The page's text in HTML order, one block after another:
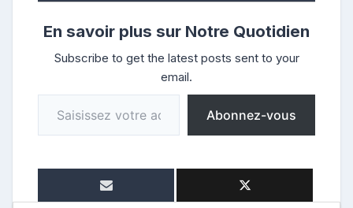
En savoir plus sur Notre Quotidien
Subscribe to get the latest posts sent to your
email.
Saisissez votre adresse e-mail…
Abonnez-vous